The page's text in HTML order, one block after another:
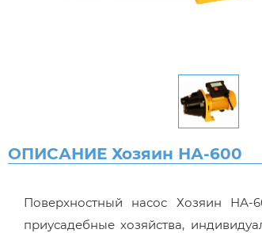
ОПИСАНИЕ Хозяин НА-600
Поверхностный насос Хозяин НА-
приусадебные хозяйства,